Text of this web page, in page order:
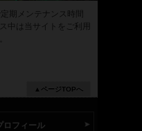
期メンテナンス時間
中は当サイトをご利用
▲ページTOPへ
ロフィール